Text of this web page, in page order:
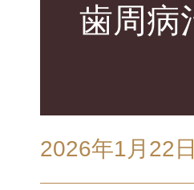
歯周病
2026年1月22